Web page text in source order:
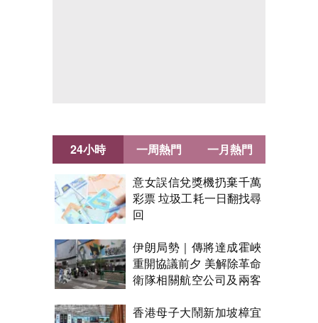
24小時
意女誤信兌獎機扔棄千萬
彩票 垃圾工耗一日翻找尋
回
伊朗局勢｜傳將達成霍峽
重開協議前夕 美解除革命
衛隊相關航空公司及兩客
香港母子大鬧新加坡樟宜
一周熱門 一月熱門